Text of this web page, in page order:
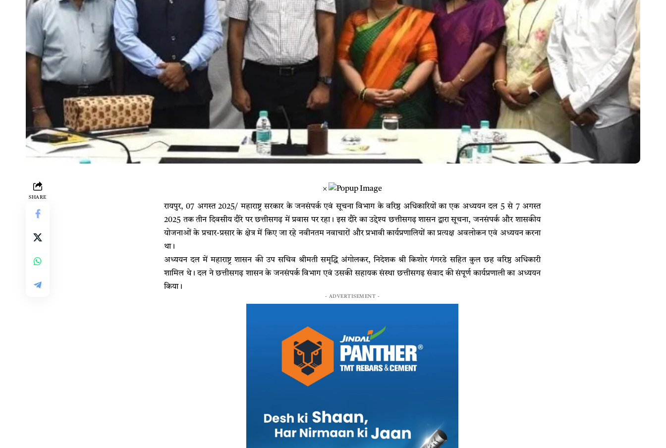
SHARE
×
रायपुर, 07 अगस्त 2025/ महाराष्ट्र सरकार के जनसंपर्क एवं सूचना विभाग के वरिष्ठ अधिकारियों का एक अध्ययन दल 5 से 7 अगस्त
2025 तक तीन दिवसीय दौरे पर छत्तीसगढ़ में प्रवास पर रहा। इस दौरे का उद्देश्य छत्तीसगढ़ शासन द्वारा सूचना, जनसंपर्क और शासकीय
योजनाओं के प्रचार-प्रसार के क्षेत्र में किए जा रहे नवीनतम नवाचारों और प्रभावी कार्यप्रणालियों का प्रत्यक्ष अवलोकन एवं अध्ययन करना
था।
अध्ययन दल में महाराष्ट्र शासन की उप सचिव श्रीमती समृद्धि अंगोलकर, निदेशक श्री किशोर गंगरडे सहित कुल छह वरिष्ठ अधिकारी
शामिल थे। दल ने छत्तीसगढ़ शासन के जनसंपर्क विभाग एवं उसकी सहायक संस्था छत्तीसगढ़ संवाद की संपूर्ण कार्यप्रणाली का अध्ययन
किया।
- ADVERTISEMENT -